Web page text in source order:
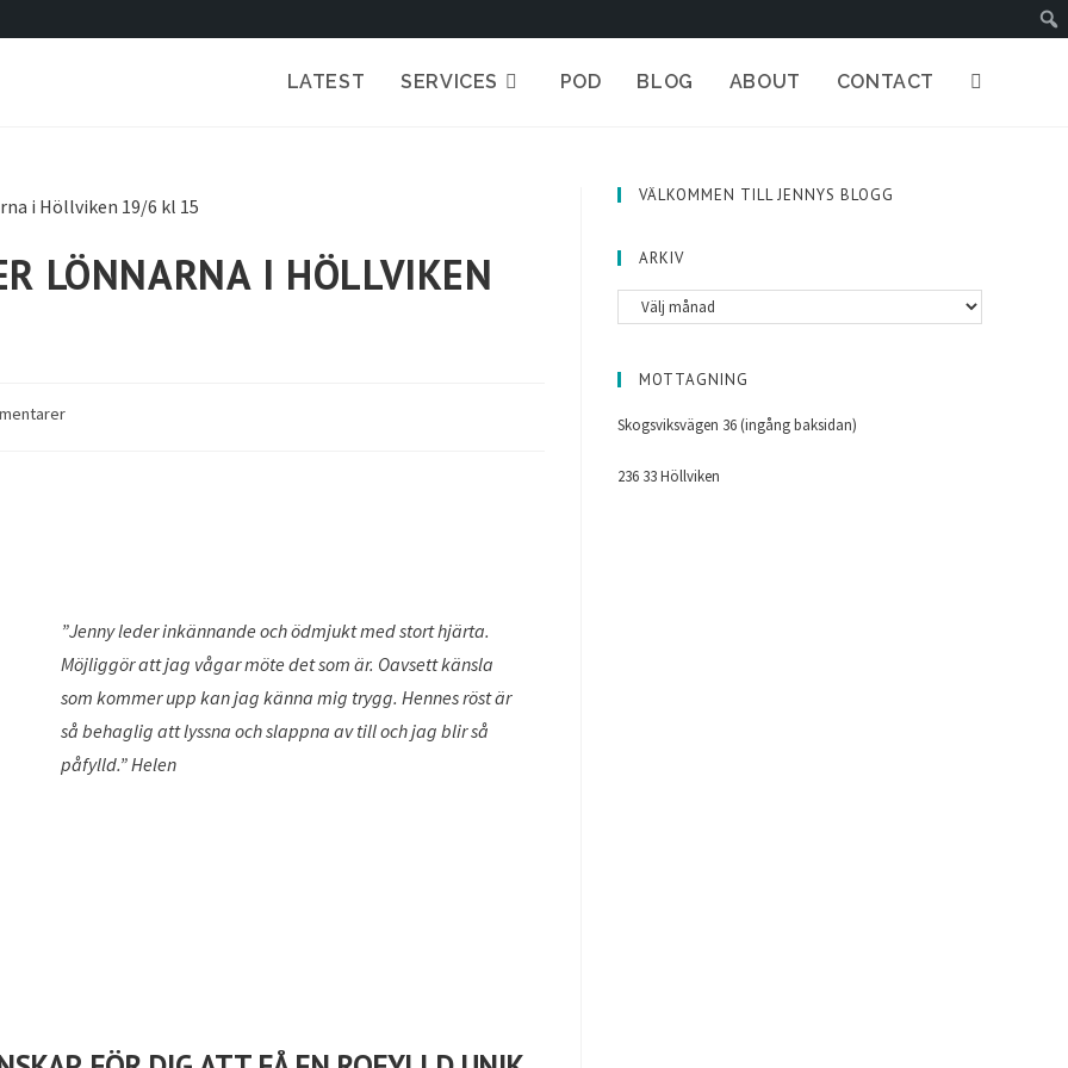
LATEST SERVICES POD BLOG ABOUT CONTACT
LÖNNARNA I HÖLLVIKEN
”Jenny leder inkännande och ödmjukt med stort hjärta.
Möjliggör att jag vågar möte det som är. Oavsett känsla
som kommer upp kan jag känna mig trygg. Hennes röst är
så behaglig att lyssna och slappna av till och jag blir så
påfylld.” Helen
VÄLKOMMEN TILL JENNYS BLOGG
ARKIV
MOTTAGNING
Skogsviksvägen 36 (ingång baksidan)
236 33 Höllviken